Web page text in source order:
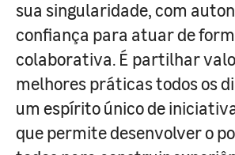
sua singularidade, com
confiança para atuar de
colaborativa. É partilhar
melhores práticas todos os
um espírito único de
que permite desenvolver o